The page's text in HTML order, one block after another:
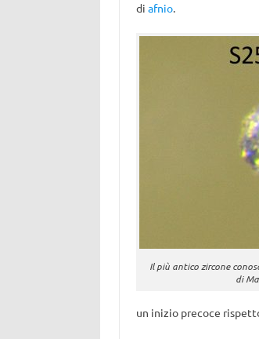
di afnio.
Il più antico zircone
di
un inizio precoce